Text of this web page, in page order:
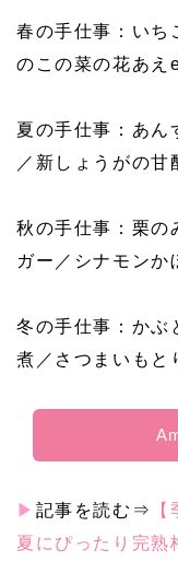
春の手仕事： いち
のこの菜の花あ
夏の手仕事：あん
／新しょうがの
秋の手仕事：栗の
ガー／シナモン
冬の手仕事：かぶ
煮／さつまいも
▶ 記事を読む⇒
夏にぴったり完